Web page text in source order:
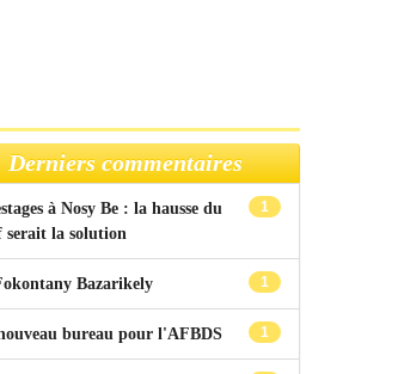
Derniers commentaires
1
à Nosy Be : la hausse du
serait la solution
1
Bazarikely
1
bureau pour l'AFBDS